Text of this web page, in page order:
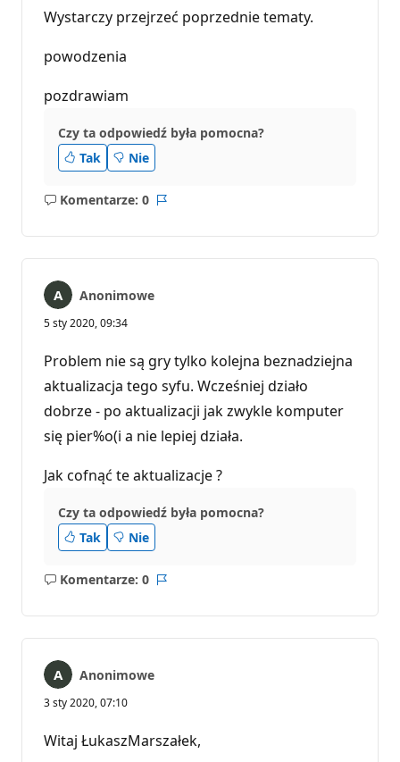
Wystarczy przejrzeć poprzednie tematy.
powodzenia
pozdrawiam
Czy ta odpowiedź była pomocna?
Tak
Nie
Komentarze: 0
Brak
Anonimowe
5 sty 2020, 09:34
Problem nie są gry tylko kolejna beznadziejna
aktualizacja tego syfu. Wcześniej działo
dobrze - po aktualizacji jak zwykle komputer
się pier%o(i a nie lepiej działa.
Jak cofnąć te aktualizacje ?
Czy ta odpowiedź była pomocna?
Tak
Nie
Komentarze: 0
Brak
Anonimowe
3 sty 2020, 07:10
Witaj ŁukaszMarszałek,